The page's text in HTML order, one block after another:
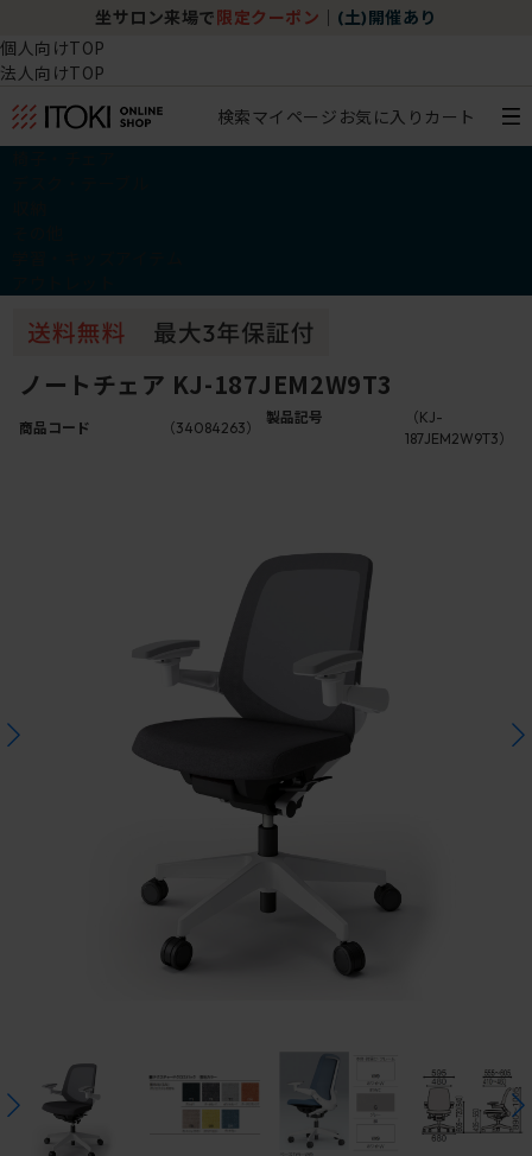
坐サロン来場で 限定クーポン (土)開催あり
個人向けTOP
法人向けTOP
検索マイページ お気に入り カート
ノートチェア KJ-187JEM2W9T3
商品コード （34084263）
製品記号
（KJ-
187JEM2W9T3）